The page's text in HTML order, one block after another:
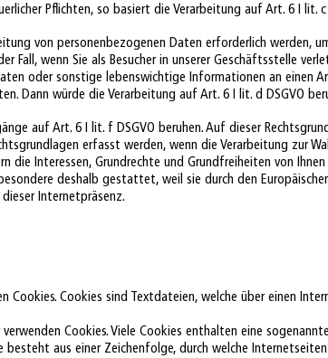
Pflichten, so basiert die Verarbeitung auf Art. 6 I lit. c
von personenbezogenen Daten erforderlich werden,
Fall, wenn Sie als Besucher in unserer Geschäftsstelle
oder sonstige lebenswichtige Informationen an einen
Dann würde die Verarbeitung auf Art. 6 I lit. d DSGVO
auf Art. 6 I lit. f DSGVO beruhen. Auf dieser
erfasst werden, wenn die Verarbeitung zur
die Interessen, Grundrechte und Grundfreiheiten von
deshalb gestattet, weil sie durch den
Internetpräsenz.
Cookies. Cookies sind Textdateien, welche über einen
Cookies. Viele Cookies enthalten eine
besteht aus einer Zeichenfolge, durch welche